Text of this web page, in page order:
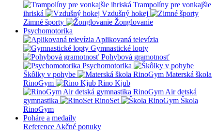
Trampolíny pre vonkajšie
ihriská
Vzdušný hokej
Zimné športy
Žonglovanie
Psychomotorika
Aplikovaná televízia
Gymnastické lopty
Pohybová gramotnosť
Psychomotorika
Škôlky v pohybe
Materská škola
RinoGym
Rino Kjub
RinoGym Air detská
gymnastika
RinoSet
Škola
RinoGym
Poháre a medaily
Reference Akčné ponuky